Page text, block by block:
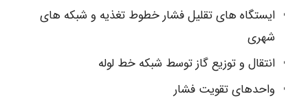
ایستگاه های تقلیل فشار خطوط تغذیه و شبکه های
شهری
انتقال و توزیع گاز توسط شبکه خط لوله
واحدهای تقویت فشار